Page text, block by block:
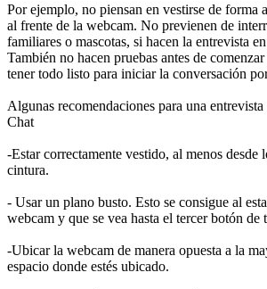
Por ejemplo, no piensan en vestirse de forma
al frente de la webcam. No previenen de
familiares o mascotas, si hacen la entrevista
También no hacen pruebas antes de
tener todo listo para iniciar la conversación
Algunas recomendaciones para una
Chat
-Estar correctamente vestido, al menos desde
cintura.
- Usar un plano busto. Esto se consigue al
webcam y que se vea hasta el tercer botón de
-Ubicar la webcam de manera opuesta a la
espacio donde estés ubicado.